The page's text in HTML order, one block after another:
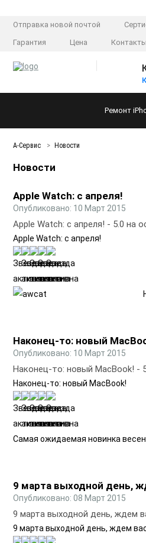
Отправка новой почтой
Гарантия
Цена Контакты
Ремонт
А-Сервис Новости
Новости
Apple Watch: с апреля!
Опубликовано: 10 Март 2015
Apple Watch: с апреля! - 5.0 на
Apple Watch: с апреля!
Наконец-то: новый
Опубликовано: 10 Март 2015
Наконец-то: новый MacBook! -
Наконец-то: новый MacBook!
Самая ожидаемая новинка
9 марта выходной день,
Опубликовано: 08 Март 2015
9 марта выходной день, ждем
9 марта выходной день, ждем